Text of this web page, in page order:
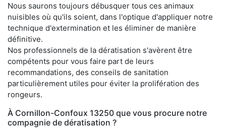
Nous saurons toujours débusquer tous ces animaux
nuisibles où qu'ils soient, dans l'optique d'appliquer notre
technique d'extermination et les éliminer de manière
définitive.
Nos professionnels de la dératisation s'avèrent être
compétents pour vous faire part de leurs
recommandations, des conseils de sanitation
particulièrement utiles pour éviter la prolifération des
rongeurs.
À Cornillon-Confoux 13250 que vous procure notre
compagnie de dératisation ?